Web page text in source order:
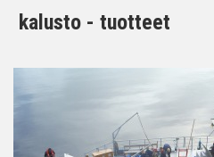
kalusto - tuotteet